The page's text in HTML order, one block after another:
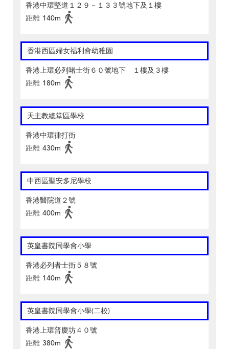
香港中環堅道１２９－１３３號地下及１樓
距離 140m
香港西區婦女福利會幼稚園
香港上環必列啫士街６０號地下 １樓及３樓
距離 180m
天主教總堂區學校
香港中環律打街
距離 430m
中西區聖安多尼學校
香港醫院道２號
距離 400m
英皇書院同學會小學
香港必列者士街５８號
距離 140m
英皇書院同學會小學(二校)
香港上環普慶坊４０號
距離 380m